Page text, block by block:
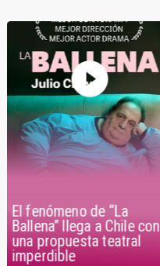
El fenómeno de “La
Ballena” llega a Chile con
una propuesta teatral
imperdible